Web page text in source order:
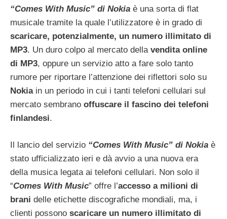
“Comes With Music” di Nokia è una sorta di flat
musicale tramite la quale l’utilizzatore è in grado di
scaricare, potenzialmente, un numero illimitato di
MP3. Un duro colpo al mercato della vendita online
di MP3, oppure un servizio atto a fare solo tanto
rumore per riportare l’attenzione dei riflettori solo su
Nokiain un periodo in cui i tanti telefoni cellulari sul
mercato sembrano offuscare il fascino dei telefoni
finlandesi.
Il lancio del servizio “Comes With Music” di Nokia è
stato ufficializzato ieri e dà avvio a una nuova era
della musica legata ai telefoni cellulari. Non solo il
“Comes With Music” offre l’accesso a milioni di
brani delle etichette discografiche mondiali, ma, i
clienti possono scaricare un numero illimitato di